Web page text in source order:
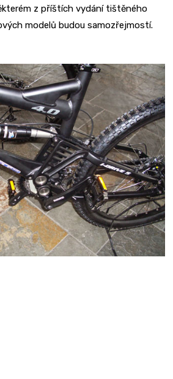
z příštích vydání tištěného
modelů budou samozřejmostí.